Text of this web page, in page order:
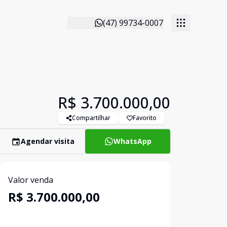
(47) 99734-0007
R$ 3.700.000,00
Compartilhar Favorito
Agendar visita WhatsApp
Valor venda
R$ 3.700.000,00